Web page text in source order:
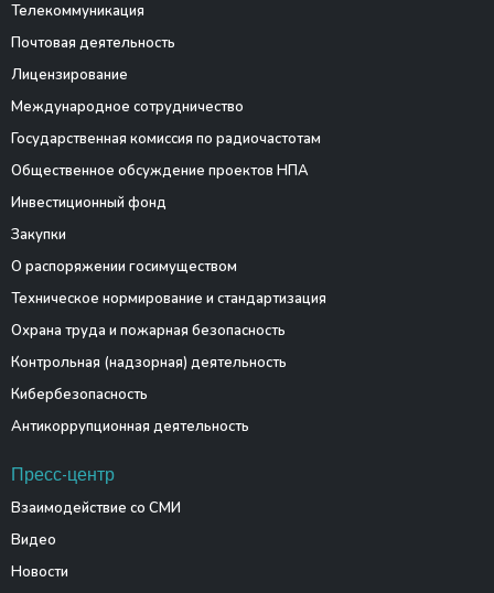
Телекоммуникация
Почтовая деятельность
Лицензирование
Международное сотрудничество
Государственная комиссия по радиочастотам
Общественное обсуждение проектов НПА
Инвестиционный фонд
Закупки
О распоряжении госимуществом
Техническое нормирование и стандартизация
Охрана труда и пожарная безопасность
Контрольная (надзорная) деятельность
Кибербезопасность
Антикоррупционная деятельность
Пресс-центр
Взаимодействие со СМИ
Видео
Новости